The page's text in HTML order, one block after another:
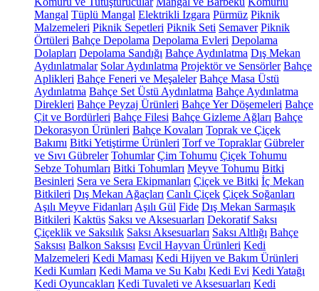
Mangal Tüplü Mangal Elektrikli Izgara Pürmüz Piknik
Malzemeleri Piknik Sepetleri Piknik Seti Semaver Piknik
Örtüleri Bahçe Depolama Depolama Evleri Depolama
Dolapları Depolama Sandığı Bahçe Aydınlatma Dış Mekan
Aydınlatmalar Solar Aydınlatma Projektör ve Sensörler Bahçe
Aplikleri Bahçe Feneri ve Meşaleler Bahçe Masa Üstü
Aydınlatma Bahçe Set Üstü Aydınlatma Bahçe Aydınlatma
Direkleri Bahçe Peyzaj Ürünleri Bahçe Yer Döşemeleri Bahçe
Çit ve Bordürleri Bahçe Filesi Bahçe Gizleme Ağları Bahçe
Dekorasyon Ürünleri Bahçe Kovaları Toprak ve Çiçek
Bakımı Bitki Yetiştirme Ürünleri Torf ve Topraklar Gübreler
ve Sıvı Gübreler Tohumlar Çim Tohumu Çiçek Tohumu
Sebze Tohumları Bitki Tohumları Meyve Tohumu Bitki
Besinleri Sera ve Sera Ekipmanları Çiçek ve Bitki İç Mekan
Bitkileri Dış Mekan Ağaçları Canlı Çiçek Çiçek Soğanları
Aşılı Meyve Fidanları Aşılı Gül Fide Dış Mekan Sarmaşık
Bitkileri Kaktüs Saksı ve Aksesuarları Dekoratif Saksı
Çiçeklik ve Saksılık Saksı Aksesuarları Saksı Altlığı Bahçe
Saksısı Balkon Saksısı Evcil Hayvan Ürünleri Kedi
Malzemeleri Kedi Maması Kedi Hijyen ve Bakım Ürünleri
Kedi Kumları Kedi Mama ve Su Kabı Kedi Evi Kedi Yatağı
Kedi Oyuncakları Kedi Tuvaleti ve Aksesuarları Kedi